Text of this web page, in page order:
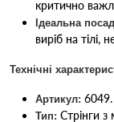
критично
Ідеальна
виріб на тілі,
Технічні
Артикул: 6049.
Тип: Стрінги